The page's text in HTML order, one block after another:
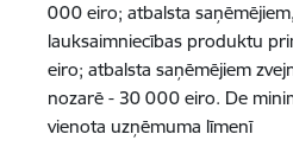
000 eiro; atbalsta
lauksaimniecības produktu
eiro; atbalsta saņēmējiem
nozarē - 30 000 eiro. De
vienota uzņēmuma līmenī